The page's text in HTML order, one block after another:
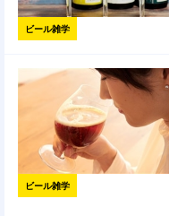
ビール雑学
ビール雑学